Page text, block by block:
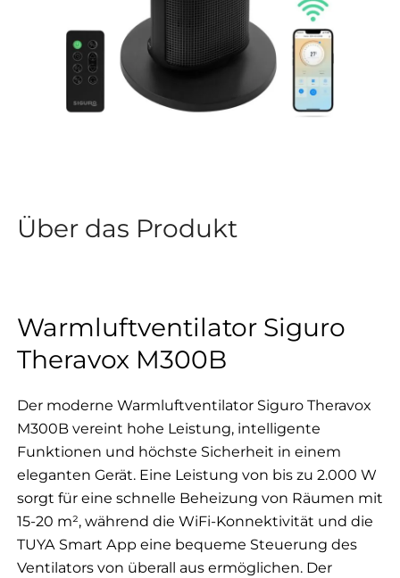
Über das Produkt
Warmluftventilator Siguro
Theravox M300B
Der moderne Warmluftventilator Siguro Theravox
M300B vereint hohe Leistung, intelligente
Funktionen und höchste Sicherheit in einem
eleganten Gerät. Eine Leistung von bis zu 2.000 W
sorgt für eine schnelle Beheizung von Räumen mit
15-20 m², während die WiFi-Konnektivität und die
TUYA Smart App eine bequeme Steuerung des
Ventilators von überall aus ermöglichen. Der